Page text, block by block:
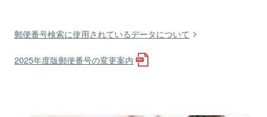
郵便番号検索に使用されているデータについて
2025年度版郵便番号の変更案内